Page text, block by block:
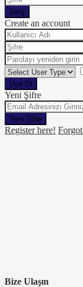
Giriş
Create an account
Üye Ol
Yeni Şifre
Yeni Şifre
Register here!
Bize Ulaşın